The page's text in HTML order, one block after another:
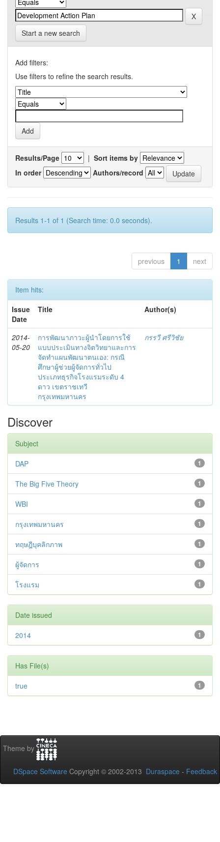
Start a new search
Add filters:
Use filters to refine the search results.
Results/Page | Sort items by
In order
Authors/record
Results 1-1 of 1 (Search time: 0.0 seconds).
previous 1 next
Item hits:
Issue
Date
Title Author(s)
2014-
05-20
การพัฒนาภาวะผู้นำโดยการใช้
แบบประเมินทางจิตวิทยาและการ
จัดทำแผนพัฒนาตนเอง: กรณี
ศึกษาผู้ช่วยผู้จัดการทั่วไป
ประเภทธุรกิจโรงแรมระดับ 4
ดาว เขตราชเทวี
กรุงเทพมหานคร
กรรวี ศรีวิชัย
Discover
Subject
1
DAP
1
The Big Five Theory
1
WBI
1
กรุงเทพมหานคร
1
ทฤษฎีบุคลิกภาพ
1
ผู้จัดการ
1
โรงแรม
Date issued
1
2014
Has File(s)
1
true
Theme by
DSpace Software Copyright © 2002-2013 Duraspace - Feedback